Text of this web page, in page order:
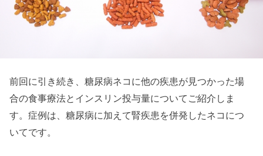
前回に引き続き、糖尿病ネコに他の疾患が見つかった場
合の食事療法とインスリン投与量についてご紹介しま
す。症例は、糖尿病に加えて腎疾患を併発したネコにつ
いてです。